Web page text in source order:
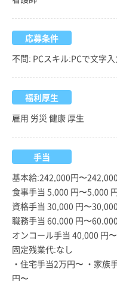
応募条件
不問: PCスキル:PCで文字
福利厚生
雇用 労災 健康 厚生
手当
基本給:242,000円〜
食事手当 5,000 円〜5,000
資格手当 30,000 円〜
職務手当 60,000 円〜
オンコール手当 40,000 円
固定残業代:なし
・住宅手当2万円〜 ・家族
円〜